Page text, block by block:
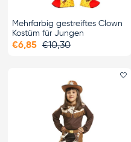
Mehrfarbig gestreiftes Clown
Kostüm für Jungen
€6,85 €10,30